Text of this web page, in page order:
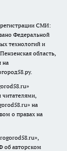
СМИ:
Федеральной
технологий и
область,
на
»
читателями,
» на
о правах на
»,
об авторском